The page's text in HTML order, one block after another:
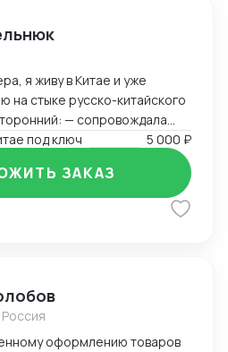
я живу в Китае и уже
на стыке русско-китайского
— сопровождала
— работала байером
логистика), — помогала
и отправками, —
и русский, — занималась
— вела китайский блог.
Я организованная,
и умею работать с людьми.
под ключ 5 000 ₽
ЗАКАЗ
оформлению товаров